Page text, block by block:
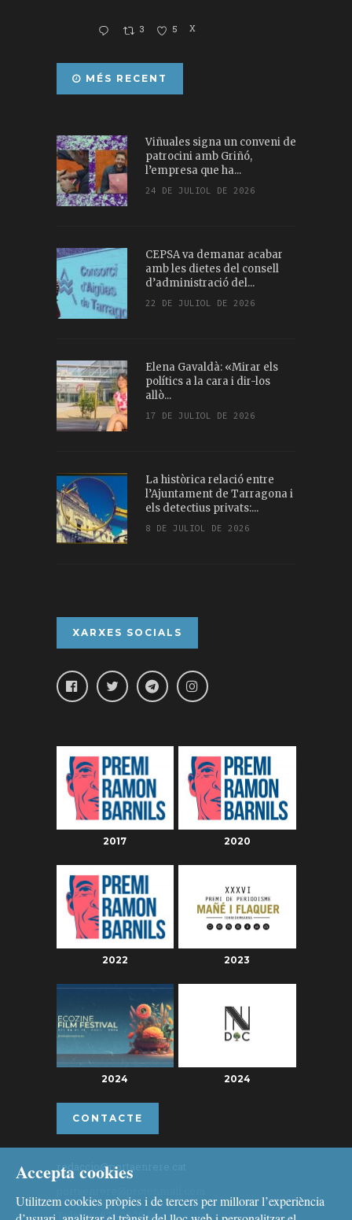
3 5 X
MÉS RECENT
Viñuales signa un conveni de
patrocini amb Griñó,
l’empresa que ha...
24 DE JULIOL DE 2026
CEPSA va demanar acabar
amb les dietes del consell
d’administració del...
22 DE JULIOL DE 2026
Elena Gavaldà: «Mirar els
polítics a la cara i dir-los
allò...
17 DE JULIOL DE 2026
La històrica relació entre
l’Ajuntament de Tarragona i
els detectius privats:...
8 DE JULIOL DE 2026
XARXES SOCIALS
2017 2020
2022 2023
2024 2024
CONTACTE
redaccio@portaenrere.cat
Telèfon: 626 26 19 93
Accepta cookies
Utilitzem cookies pròpies i de tercers per millorar l’experiència